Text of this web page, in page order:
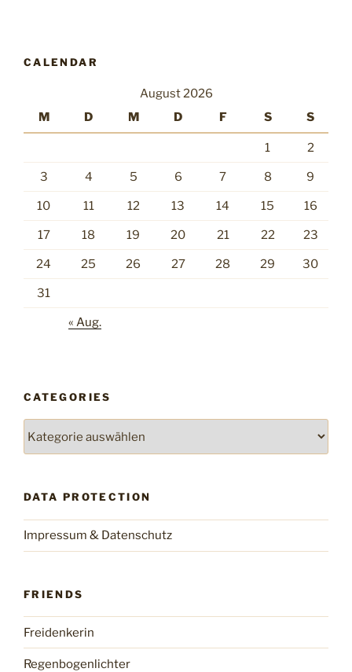
CALENDAR
August 2026
M
D M D F S S
1 2
3 4 5 6 7 8 9
10 11 12 13 14 15 16
17 18 19 20 21 22 23
24 25 26 27 28 29 30
31
« Aug.
CATEGORIES
DATA PROTECTION
Impressum & Datenschutz
FRIENDS
Freidenkerin
Regenbogenlichter